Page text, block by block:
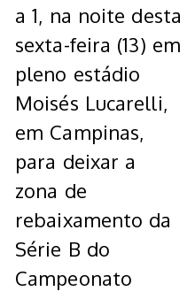
a 1, na noite desta
sexta-feira (13) em
pleno estádio
Moisés Lucarelli,
em Campinas,
para deixar a
zona de
rebaixamento da
Série B do
Campeonato